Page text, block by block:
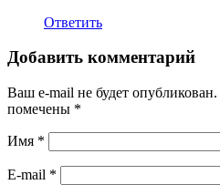
Ответить
Добавить комментарий
Ваш e-mail не будет опубликован.
помечены *
Имя *
E-mail *